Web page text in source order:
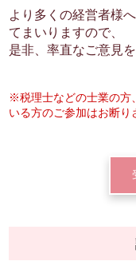
より多くの経営者様
てまいりますので、
是非、率直なご意見
※税理士などの士業の方
いる方のご参加はお断り